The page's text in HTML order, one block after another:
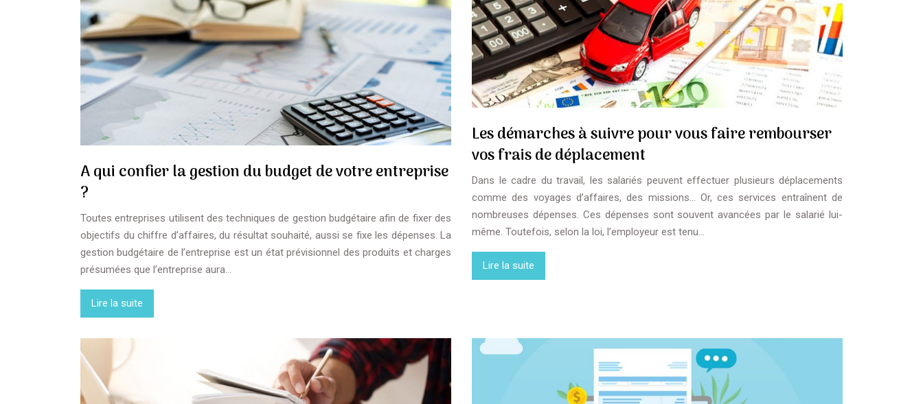
A qui confier la gestion du budget de votre entreprise
?
Toutes entreprises utilisent des techniques de gestion budgétaire afin de fixer des
objectifs du chiffre d’affaires, du résultat souhaité, aussi se fixe les dépenses. La
gestion budgétaire de l’entreprise est un état prévisionnel des produits et charges
présumées que l’entreprise aura…
Lire la suite
Les démarches à suivre pour vous faire rembourser
vos frais de déplacement
Dans le cadre du travail, les salariés peuvent effectuer plusieurs déplacements
comme des voyages d’affaires, des missions… Or, ces services entraînent de
nombreuses dépenses. Ces dépenses sont souvent avancées par le salarié lui-
même. Toutefois, selon la loi, l’employeur est tenu…
Lire la suite